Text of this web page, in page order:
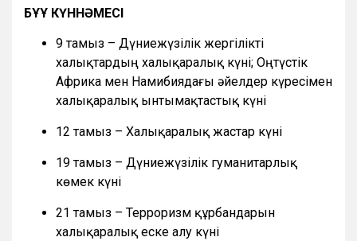
БҰҰ КҮННӘМЕСІ
9 тамыз – Дүниежүзілік жергілікті
халықтардың халықаралық күні; Оңтүстік
Африка мен Намибиядағы әйелдер күресімен
халықаралық ынтымақтастық күні
12 тамыз – Халықаралық жастар күні
19 тамыз – Дүниежүзілік гуманитарлық
көмек күні
21 тамыз – Терроризм құрбандарын
халықаралық еске алу күні